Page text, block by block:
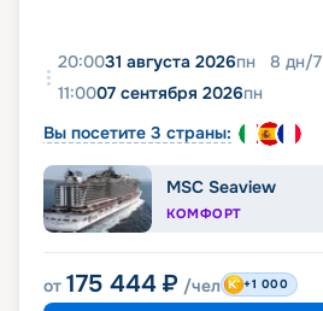
20:0031 августа 2026пн 8 дн/7
11:0007 сентября 2026пн
Вы посетите 3 страны:
MSC Seaview
КОМФОРТ
от 175 444 ₽ /чел +1 000